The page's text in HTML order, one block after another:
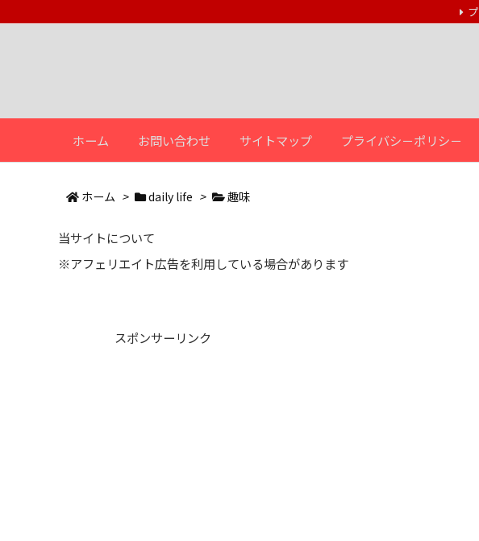
ホーム お問い合わせ サイトマップ プライバシ－ポリシ－
ホーム > daily life > 趣味
当サイトについて
※アフェリエイト広告を利用している場合があります
スポンサーリンク